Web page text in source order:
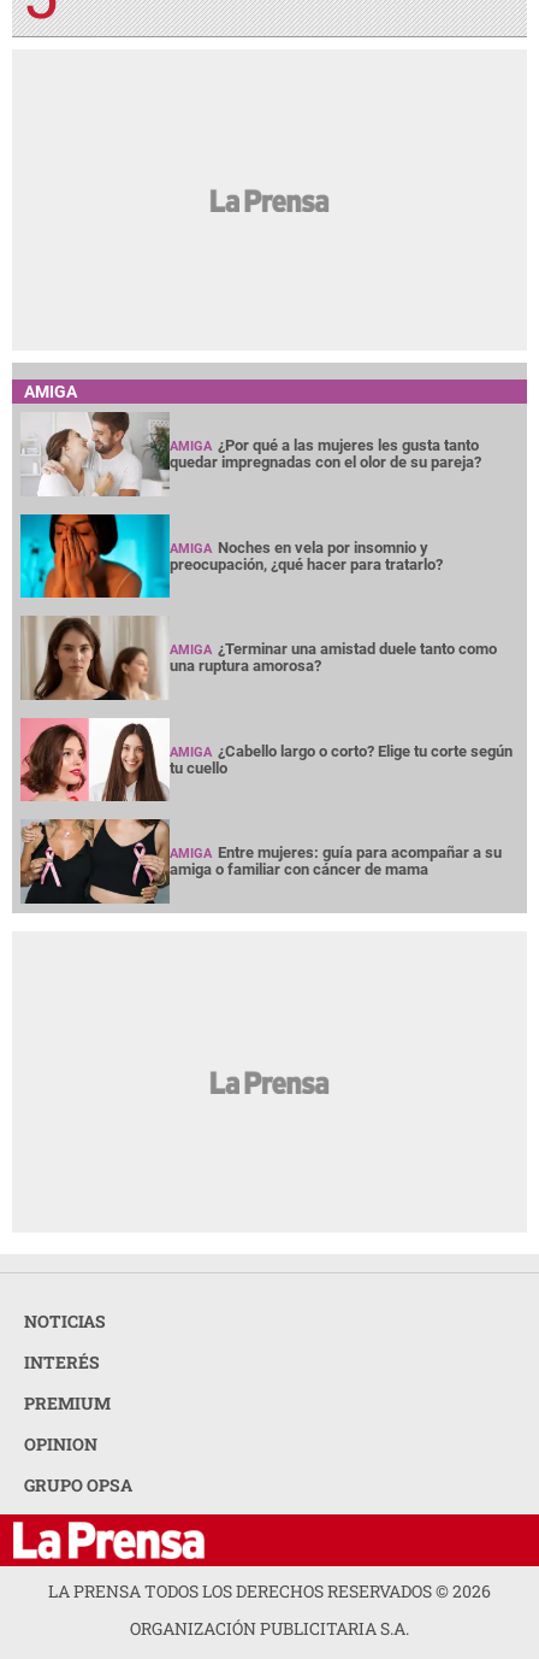
AMIGA
AMIGA ¿Por qué a las mujeres les gusta tanto
quedar impregnadas con el olor de su pareja?
AMIGA Noches en vela por insomnio y
preocupación, ¿qué hacer para tratarlo?
AMIGA ¿Terminar una amistad duele tanto como
una ruptura amorosa?
AMIGA ¿Cabello largo o corto? Elige tu corte según
tu cuello
AMIGA Entre mujeres: guía para acompañar a su
amiga o familiar con cáncer de mama
NOTICIAS
INTERÉS
PREMIUM
OPINION
GRUPO OPSA
LA PRENSA TODOS LOS DERECHOS RESERVADOS ©2026
ORGANIZACIÓN PUBLICITARIA S.A.